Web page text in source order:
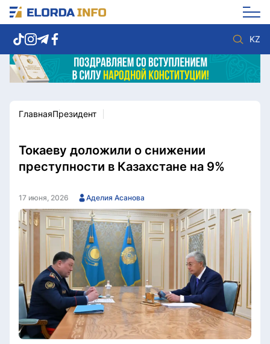
KZ
Новости столицы
Спорт
Культура
Мнение
Видео
Мир
Этический кодекс
Служу стране
ГлавнаяПрезидент
Токаеву доложили о снижении
преступности в Казахстане на 9%
17 июня, 2026 Аделия Асанова